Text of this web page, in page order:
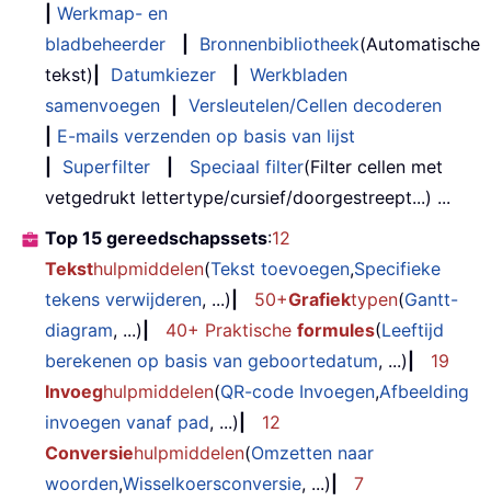
Werkmap- en
bladbeheerder
Bronnenbibliotheek(Automatische
tekst)
Datumkiezer
Werkbladen
samenvoegen
Versleutelen/Cellen decoderen
E-mails verzenden op basis van lijst
Superfilter Speciaal filter(Filter cellen met
vetgedrukt lettertype/cursief/doorgestreept...) ...
Top 15 gereedschapssets:12
Teksthulpmiddelen(Tekst toevoegen,Specifieke
tekens verwijderen, ...) 50+Grafiektypen(Gantt-
diagram, ...) 40+ Praktische formules(Leeftijd
berekenen op basis van geboortedatum, ...)
19
Invoeghulpmiddelen(QR-code Invoegen,Afbeelding
invoegen vanaf pad, ...)
12
Conversiehulpmiddelen(Omzetten naar
woorden,Wisselkoersconversie, ...)
7